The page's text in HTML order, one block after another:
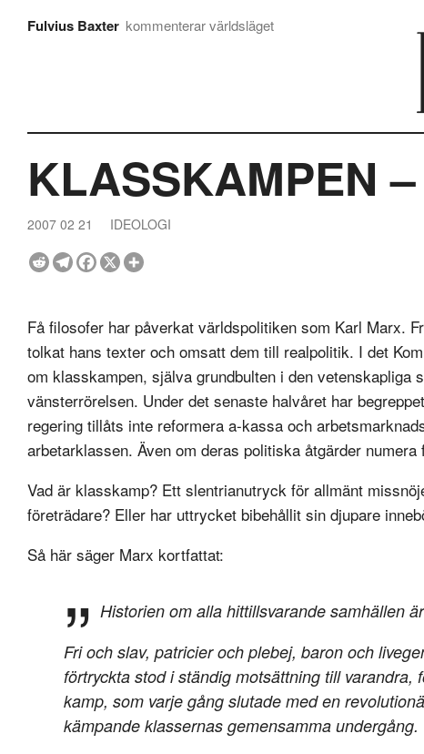
Fulvius Baxter kommenterar världsläget
KLASSKAMPEN
2007 02 21 IDEOLOGI
Få filosofer har påverkat världspolitiken som Karl Marx.
tolkat hans texter och omsatt dem till realpolitik. I det
om klasskampen, själva grundbulten i den
vänsterrörelsen. Under det senaste halvåret har
regering tillåts inte reformera a-kassa och
arbetarklassen. Även om deras politiska åtgärder
Vad är klasskamp? Ett slentrianutryck för allmänt
företrädare? Eller har uttrycket bibehållit sin djupare
Så här säger Marx kortfattat:
Historien om alla hittillsvarande samhällen
Fri och slav, patricier och plebej, baron och
förtryckta stod i ständig motsättning till
kamp, som varje gång slutade med en
kämpande klassernas gemensamma undergång.